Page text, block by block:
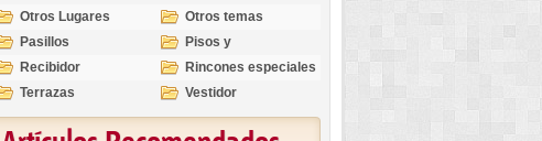
Otros Lugares
Otros temas
Pasillos
Pisos y
revestimientos
Recibidor
Rincones especiales
Terrazas
Vestidor